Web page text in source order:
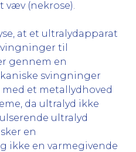
(nekrose).
at et ultralydapparat
til
gennem en
svingninger
et metallydhoved
da ultralyd ikke
ultralyd
en
ikke en varmegivende